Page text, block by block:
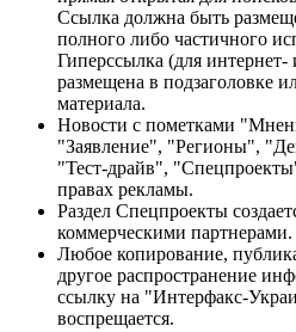
Ссылка должна быть
полного либо частичного
Гиперссылка (для
размещена в подзаголовке
материала.
Новости с пометками
"Заявление", "Регионы",
"Тест-драйв",
правах рекламы.
Раздел Спецпроекты
коммерческими партнерами.
Любое копирование,
другое распространение
ссылку на "Интерфакс-
воспрещается.